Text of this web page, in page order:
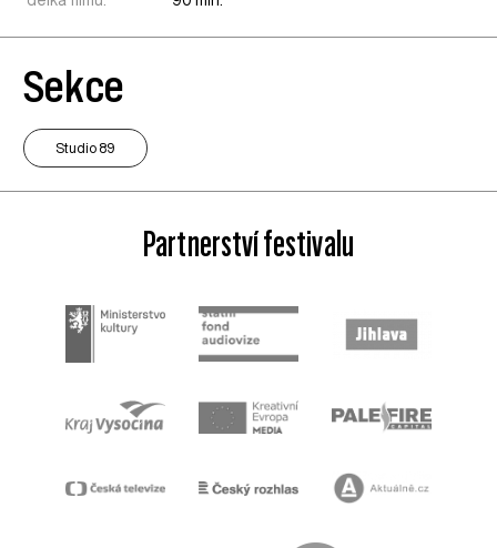
Sekce
Studio 89
Partnerství festivalu